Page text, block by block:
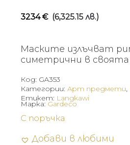
3234€ (6,325.15 лв.)
Маските излъчват
симетрични в
Код: GA353
Категории: Арт предмети,
Етикет: Langkawi
С поръчка
Добави в любими
Марка: Gardeco